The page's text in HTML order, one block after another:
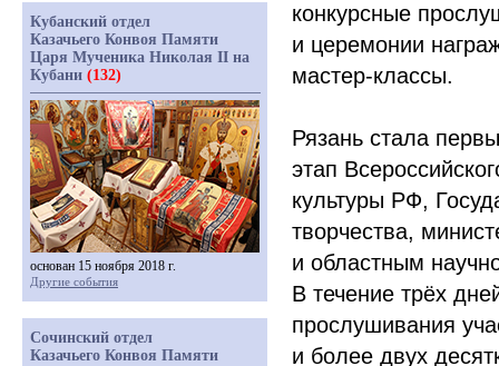
конкурсные
и церемонии
мастер-классы.
Рязань стала
этап
культуры РФ,
творчества,
и областным
В течение трёх
прослушивания
и более двух
Кубанский отдел
Казачьего Конвоя Памяти
Царя Мученика Николая II на
Кубани (132)
основан 15 ноября 2018 г.
Другие события
Сочинский отдел
Казачьего Конвоя Памяти